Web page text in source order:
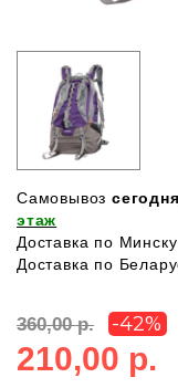
Самовывоз
этаж
Доставка по Минску
Доставка по
360,00 р. -42%
210,00 р.